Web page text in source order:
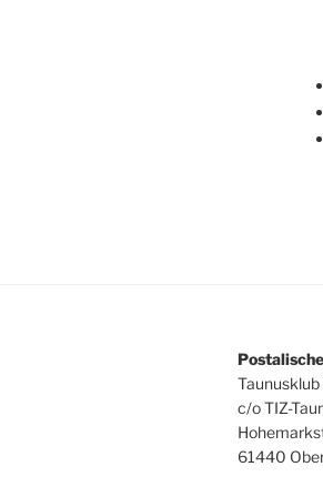
Taunusklub
c/o TIZ-
61440